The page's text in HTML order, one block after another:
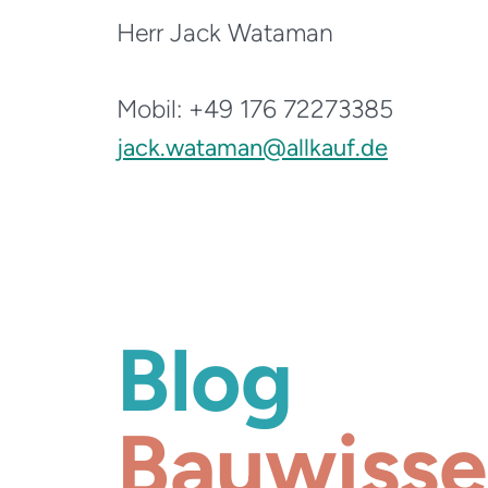
Herr Jack Wataman
Mobil: +49 176 72273385
jack.wataman@allkauf.de
Blog